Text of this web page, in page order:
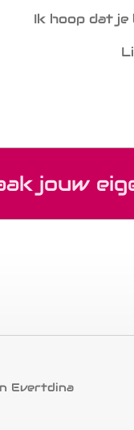
Ik hoop dat je
jouw
Evertdina